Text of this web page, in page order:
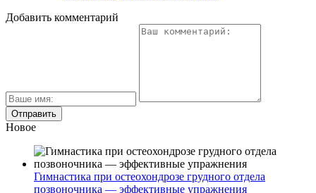
Добавить комментарий
Новое
Гимнастика при остеохондрозе грудного отдела
позвоночника — эффективные упражнения